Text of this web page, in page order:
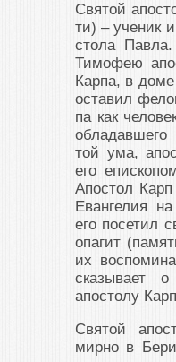
Свя­той
ти) – уче­ник
сто­ла
Ти­мо­фею
Кар­па, в до­ме
оста­вил
па как
той ума,
его
Апо­стол
Еван­ге­лия
его по­се­тил
о­па­гит
их
ска­зы­ва­ет
апо­сто­лу
Свя­той
мир­но в